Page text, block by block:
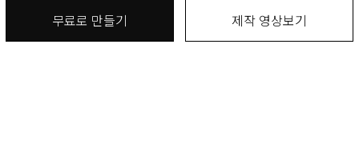
무료로 만들기 제작 영상보기